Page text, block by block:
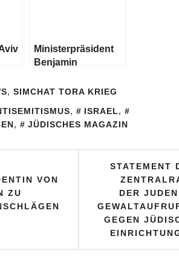
Ministerpräsident
Benjamin
mit Leitern der
Regionalräte des
Südens.
, SIMCHAT TORA KRIEG
, ISRAEL,
, JÜDISCHES MAGAZIN
VON
ZU
STATEMENT
DER
GEGEN